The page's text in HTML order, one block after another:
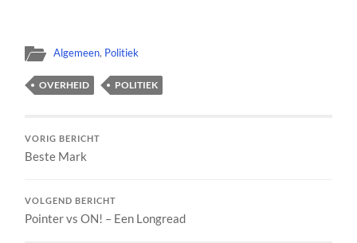
Algemeen, Politiek
OVERHEID POLITIEK
VORIG BERICHT
Beste Mark
VOLGEND BERICHT
Pointer vs ON! – Een Longread